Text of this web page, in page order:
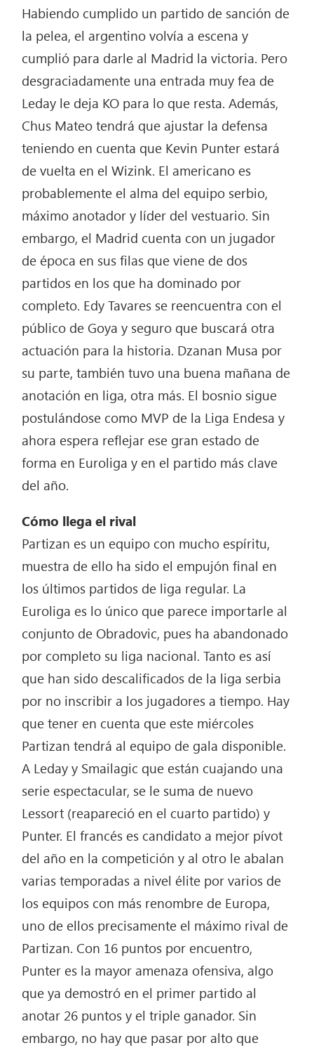
Habiendo cumplido un partido de sanción de
la pelea, el argentino volvía a escena y
cumplió para darle al Madrid la victoria. Pero
desgraciadamente una entrada muy fea de
Leday le deja KO para lo que resta. Además,
Chus Mateo tendrá que ajustar la defensa
teniendo en cuenta que Kevin Punter estará
de vuelta en el Wizink. El americano es
probablemente el alma del equipo serbio,
máximo anotador y líder del vestuario. Sin
embargo, el Madrid cuenta con un jugador
de época en sus filas que viene de dos
partidos en los que ha dominado por
completo. Edy Tavares se reencuentra con el
público de Goya y seguro que buscará otra
actuación para la historia. Dzanan Musa por
su parte, también tuvo una buena mañana de
anotación en liga, otra más. El bosnio sigue
postulándose como MVP de la Liga Endesa y
ahora espera reflejar ese gran estado de
forma en Euroliga y en el partido más clave
del año.
Cómo llega el rival
Partizan es un equipo con mucho espíritu,
muestra de ello ha sido el empujón final en
los últimos partidos de liga regular. La
Euroliga es lo único que parece importarle al
conjunto de Obradovic, pues ha abandonado
por completo su liga nacional. Tanto es así
que han sido descalificados de la liga serbia
por no inscribir a los jugadores a tiempo. Hay
que tener en cuenta que este miércoles
Partizan tendrá al equipo de gala disponible.
A Leday y Smailagic que están cuajando una
serie espectacular, se le suma de nuevo
Lessort (reapareció en el cuarto partido) y
Punter. El francés es candidato a mejor pívot
del año en la competición y al otro le abalan
varias temporadas a nivel élite por varios de
los equipos con más renombre de Europa,
uno de ellos precisamente el máximo rival de
Partizan. Con 16 puntos por encuentro,
Punter es la mayor amenaza ofensiva, algo
que ya demostró en el primer partido al
anotar 26 puntos y el triple ganador. Sin
embargo, no hay que pasar por alto que